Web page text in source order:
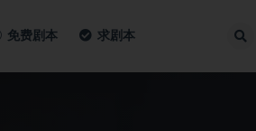
免费剧本 求剧本